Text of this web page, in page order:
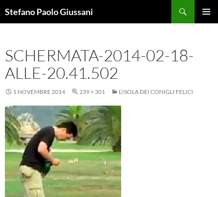
alStefano Paolo Giussani
SCHERMATA-2014-02-18-
ALLE-20.41.502
1 NOVEMBRE 2014 239 × 301 L’ISOLA DEI CONIGLI FELICI